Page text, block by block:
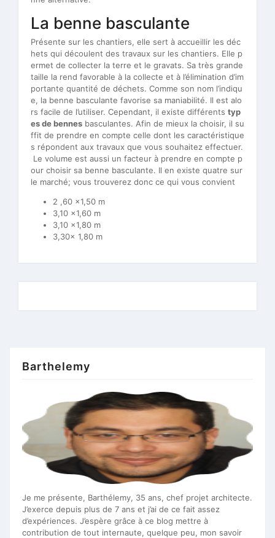
La benne basculante
Présente sur les chantiers, elle sert à accueillir les déc
hets qui découlent des travaux sur les chantiers. Elle p
ermet de collecter la terre et le gravats. Sa très grande
taille la rend favorable à la collecte et à l’élimination d’im
portante quantité de déchets. Comme son nom l’indiqu
e, la benne basculante favorise sa maniabilité. Il est alo
rs facile de l’utiliser. Cependant, il existe différents typ
es de bennes basculantes. Afin de mieux la choisir, il su
ffit de prendre en compte celle dont les caractéristique
s répondent aux travaux que vous souhaitez effectuer.
Le volume est aussi un facteur à prendre en compte p
our choisir sa benne basculante. Il en existe quatre sur
le marché; vous trouverez donc ce qui vous convient
2 ,60 x1,50 m
3,10 x1,60 m
3,10 x1,80 m
3,30x 1,80 m
Barthelemy
Je me présente, Barthélemy, 35 ans, chef projet architecte.
J’exerce depuis plus de 7 ans et j’ai de ce fait assez
d’expériences. J’espère grâce à ce blog mettre à
contribution de tout internaute, quelque peu, mon savoir